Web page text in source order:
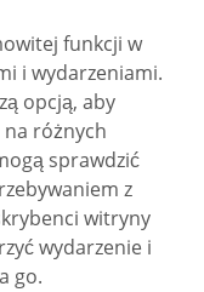
funkcji w
i wydarzeniami.
opcją, aby
różnych
sprawdzić
z
witryny
wydarzenie i
go.